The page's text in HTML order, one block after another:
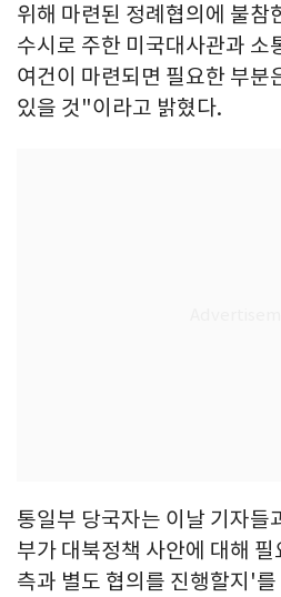
위해 마련된 정례협의에 불참
수시로 주한 미국대사관과 소
여건이 마련되면 필요한 부분
있을 것"이라고 밝혔다.
통일부 당국자는 이날 기자들
부가 대북정책 사안에 대해
측과 별도 협의를 진행할지'